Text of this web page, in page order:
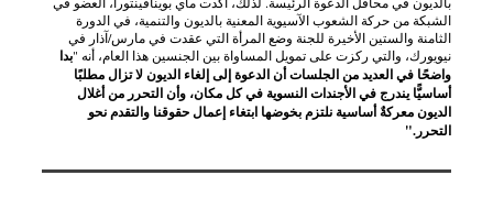
الشبكة من حركة الشعوب الآسيوية المعنية بالديون والتنمية، في الدورة
الثامنة والستين الأخيرة للجنة وضع المرأة التي عقدت في مارس/آذار في
نيويورك، والتي ركزت على تمويل المساواة بين الجنسين هذا العام، أنه "بدا
واضحًا في العديد من الجلسات أن الدعوة إلى إلغاء الديون لا تزال مطلبًا
أساسيًّا يندرج في الأجندات النسوية في كل مكان، وأن التحرر من أغلال
الديون معركةٌ أساسية نلتزم بخوضها ابتغاء إعمال حقوقنا والتقدم نحو
التحرر."